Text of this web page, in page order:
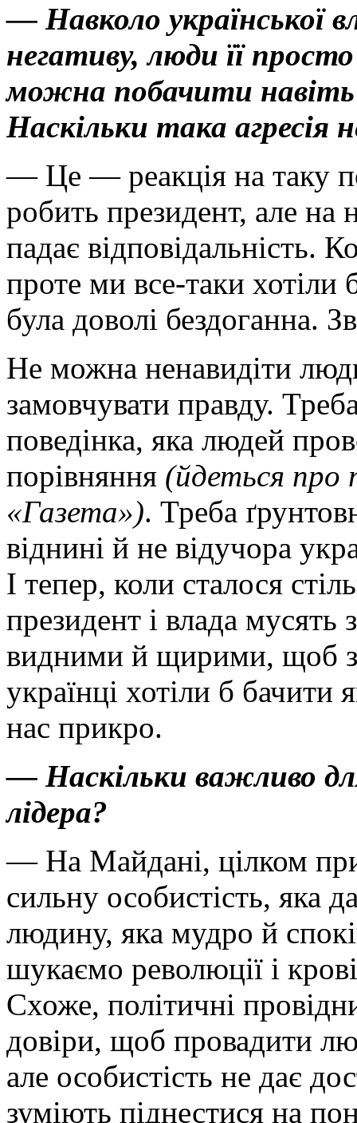
— Навколо української
негативу, люди її
можна побачити навіть
Наскільки така агресія
— Це — реакція на таку
робить президент, але на
падає
проте ми все-таки хотіли
була доволі бездоганна.
Не можна ненавидіти
замовчувати правду.
поведінка, яка людей
порівняння (йдеться про
«Газета»). Треба
віднині й не відучора
І тепер, коли сталося
президент і влада
видними й щирими, щоб
українці хотіли б
нас прикро.
— Наскільки важливо
лідера?
— На Майдані, цілком
сильну особистість, яка
людину, яка мудро й
шукаємо революції і
Схоже, політичні
довіри, щоб провадити
але особистість не дає
зуміють піднестися на